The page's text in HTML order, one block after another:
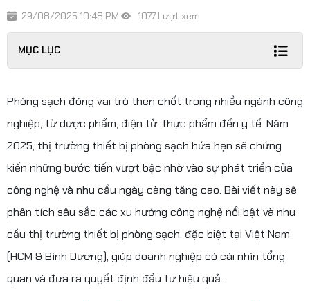
29/08/2025 10:48 PM 1077 Lượt xem
MỤC LỤC
Phòng sạch đóng vai trò then chốt trong nhiều ngành công
nghiệp, từ dược phẩm, điện tử, thực phẩm đến y tế. Năm
2025, thị trường thiết bị phòng sạch hứa hẹn sẽ chứng
kiến những bước tiến vượt bậc nhờ vào sự phát triển của
công nghệ và nhu cầu ngày càng tăng cao. Bài viết này sẽ
phân tích sâu sắc các xu hướng công nghệ nổi bật và nhu
cầu thị trường thiết bị phòng sạch, đặc biệt tại Việt Nam
(HCM & Bình Dương), giúp doanh nghiệp có cái nhìn tổng
quan và đưa ra quyết định đầu tư hiệu quả.